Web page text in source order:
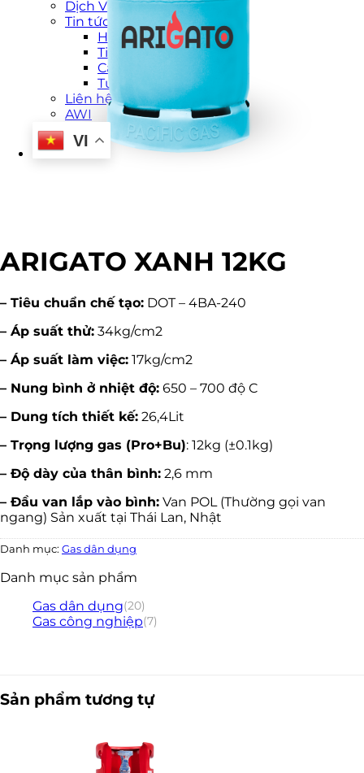
Dịch Vụ
Tin tức
Hoạt động công ty
Tin tức thị trường
Cẩm nang Pacific Petro
Tuyển Dụng
Liên hệ
AWI
VI
ARIGATO XANH 12KG
– Tiêu chuẩn chế tạo: DOT – 4BA-240
– Áp suất thử: 34kg/cm2
– Áp suất làm việc: 17kg/cm2
– Nung bình ở nhiệt độ: 650 – 700 độ C
– Dung tích thiết kế: 26,4Lit
– Trọng lượng gas (Pro+Bu): 12kg (±0.1kg)
– Độ dày của thân bình: 2,6 mm
– Đầu van lắp vào bình: Van POL (Thường gọi van
ngang) Sản xuất tại Thái Lan, Nhật
Danh mục: Gas dân dụng
Danh mục sản phẩm
Gas dân dụng(20)
Gas công nghiệp(7)
Sản phẩm tương tự